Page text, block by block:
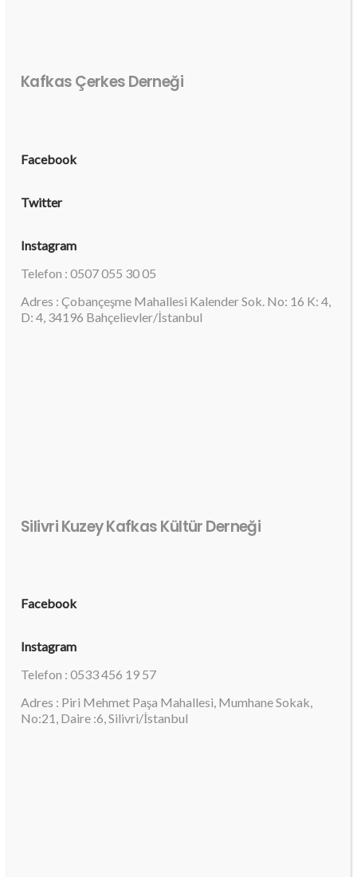
Kafkas Çerkes Derneği
Facebook
Twitter
Instagram
Telefon : 0507 055 30 05
Adres : Çobançeşme Mahallesi Kalender Sok. No: 16 K: 4,
D: 4, 34196 Bahçelievler/İstanbul
Silivri Kuzey Kafkas Kültür Derneği
Facebook
Instagram
Telefon : 0533 456 19 57
Adres : Piri Mehmet Paşa Mahallesi, Mumhane Sokak,
No:21, Daire :6, Silivri/İstanbul